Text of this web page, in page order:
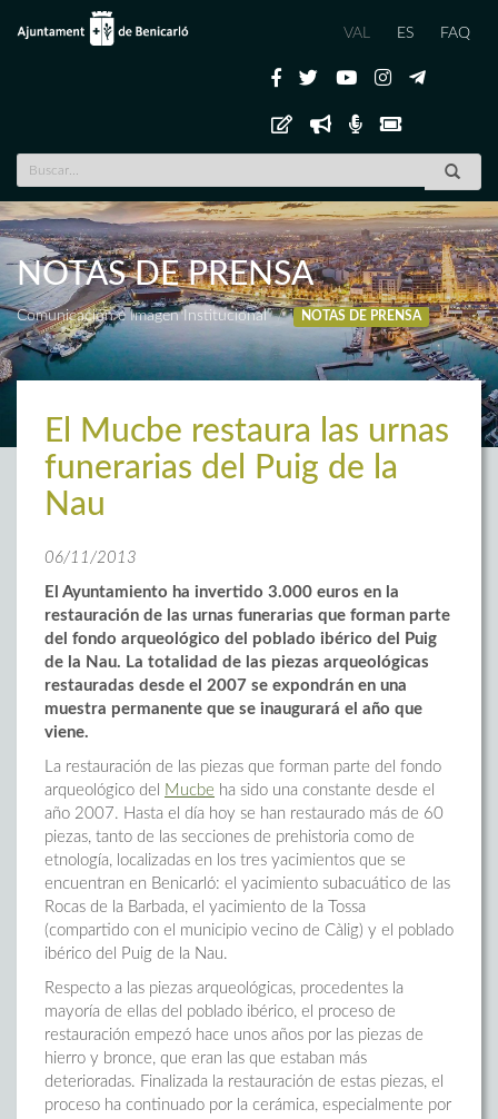
VAL ES FAQ
NOTAS DE PRENSA
Comunicación e Imagen Institucional NOTAS DE PRENSA
El Mucbe restaura las urnas
funerarias del Puig de la
Nau
06/11/2013
El Ayuntamiento ha invertido 3.000 euros en la
restauración de las urnas funerarias que forman parte
del fondo arqueológico del poblado ibérico del Puig
de la Nau. La totalidad de las piezas arqueológicas
restauradas desde el 2007 se expondrán en una
muestra permanente que se inaugurará el año que
viene.
La restauración de las piezas que forman parte del fondo
arqueológico del
Mucbe ha sido una constante desde el
año 2007. Hasta el día hoy se han restaurado más de 60
piezas, tanto de las secciones de prehistoria como de
etnología, localizadas en los tres yacimientos que se
encuentran en Benicarló: el yacimiento subacuático de las
Rocas de la Barbada, el yacimiento de la Tossa
(compartido con el municipio vecino de Càlig) y el poblado
ibérico del Puig de la Nau.
Respecto a las piezas arqueológicas, procedentes la
mayoría de ellas del poblado ibérico, el proceso de
restauración empezó hace unos años por las piezas de
hierro y bronce, que eran las que estaban más
deterioradas. Finalizada la restauración de estas piezas, el
proceso ha continuado por la cerámica, especialmente por